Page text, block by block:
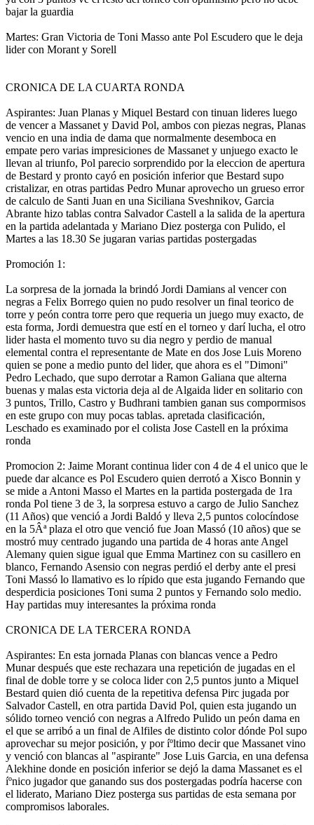
bajar la guardia
Martes: Gran Victoria de Toni Masso ante Pol Escudero que le deja
lider con Morant y Sorell
CRONICA DE LA CUARTA RONDA
Aspirantes: Juan Planas y Miquel Bestard con tinuan lideres luego
de vencer a Massanet y David Pol, ambos con piezas negras, Planas
vencio en una india de dama que normalmente desemboca en
empate pero varias impresiciones de Massanet y unjuego exacto le
llevan al triunfo, Pol parecio sorprendido por la eleccion de apertura
de Bestard y pronto cayó en posición inferior que Bestard supo
cristalizar, en otras partidas Pedro Munar aprovecho un grueso error
de calculo de Santi Juan en una Siciliana Sveshnikov, Garcia
Abrante hizo tablas contra Salvador Castell a la salida de la apertura
en la partida adelantada y Mariano Diez posterga con Pulido, el
Martes a las 18.30 Se jugaran varias partidas postergadas
Promoción 1:
La sorpresa de la jornada la brindó Jordi Damians al vencer con
negras a Felix Borrego quien no pudo resolver un final teorico de
torre y peón contra torre pero que requeria un juego muy exacto, de
esta forma, Jordi demuestra que estí en el torneo y darí lucha, el otro
lider hasta el momento tuvo su dia negro y perdio de manual
elemental contra el representante de Mate en dos Jose Luis Moreno
quien se pone a medio punto del lider, que ahora es el "Dimoni"
Pedro Lechado, que supo derrotar a Ramon Galiana que alterna
buenas y malas esta victoria deja al de Algaida lider en solitario con
3 puntos, Trillo, Castro y Budhrani tambien ganan sus compormisos
en este grupo con muy pocas tablas. apretada clasificación,
Leschado es examinado por el colista Jose Castell en la próxima
ronda
Promocion 2: Jaime Morant continua lider con 4 de 4 el unico que le
puede dar alcance es Pol Escudero quien derrotó a Xisco Bonnin y
se mide a Antoni Masso el Martes en la partida postergada de 1ra
ronda Pol tiene 3 de 3, la sorpresa estuvo a cargo de Julio Sanchez
(11 Años) que venció a Jordi Baldó y lleva 2,5 puntos colocíndose
en la 5Âª plaza el otro que venció fue Joan Massó (10 años) que se
mostró muy centrado jugando una partida de 4 horas ante Angel
Alemany quien sigue igual que Emma Martinez con su casillero en
blanco, Fernando Asensio con negras perdió el derby ante el presi
Toni Massó lo llamativo es lo rípido que esta jugando Fernando que
desperdicia posiciones Toni suma 2 puntos y Fernando solo medio.
Hay partidas muy interesantes la próxima ronda
CRONICA DE LA TERCERA RONDA
Aspirantes: En esta jornada Planas con blancas vence a Pedro
Munar después que este rechazara una repetición de jugadas en el
final de doble torre y se coloca lider con 2,5 puntos junto a Miquel
Bestard quien dió cuenta de la repetitiva defensa Pirc jugada por
Salvador Castell, en otra partida David Pol, quien esta jugando un
sólido torneo venció con negras a Alfredo Pulido un peón dama en
el que se arribó a un final de Alfiles de distinto color dónde Pol supo
aprovechar su mejor posición, y por íºltimo decir que Massanet vino
y venció con blancas al "aspirante" Jose Luis Garcia, en una defensa
Alekhine donde en posición inferior se dejó la dama Massanet es el
íºnico jugador que ganando sus dos postergadas podrí­a hacerse con
el liderato, Mariano Diez posterga sus partidas de esta semana por
compromisos laborales.